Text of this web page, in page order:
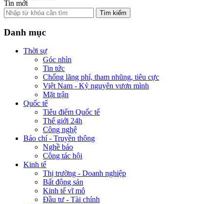
Tin mới
Tìm kiếm
Danh mục
Thời sự
Góc nhìn
Tin tức
Chống lãng phí, tham nhũng, tiêu cực
Việt Nam - Kỷ nguyên vươn mình
Mặt trận
Quốc tế
Tiêu điểm Quốc tế
Thế giới 24h
Công nghệ
Báo chí - Truyền thông
Nghề báo
Công tác hội
Kinh tế
Thị trường - Doanh nghiệp
Bất động sản
Kinh tế vĩ mô
Đầu tư - Tài chính